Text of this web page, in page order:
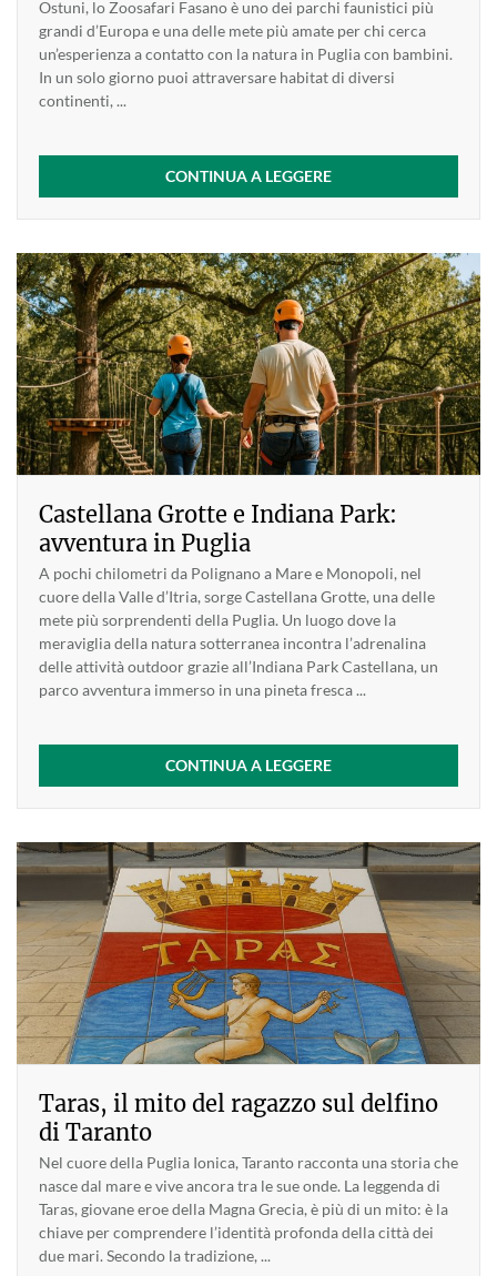
Ostuni, lo Zoosafari Fasano è uno dei parchi faunistici più
grandi d’Europa e una delle mete più amate per chi cerca
un’esperienza a contatto con la natura in Puglia con bambini.
In un solo giorno puoi attraversare habitat di diversi
continenti, ...
CONTINUA A LEGGERE
Castellana Grotte e Indiana Park:
avventura in Puglia
A pochi chilometri da Polignano a Mare e Monopoli, nel
cuore della Valle d’Itria, sorge Castellana Grotte, una delle
mete più sorprendenti della Puglia. Un luogo dove la
meraviglia della natura sotterranea incontra l’adrenalina
delle attività outdoor grazie all’Indiana Park Castellana, un
parco avventura immerso in una pineta fresca ...
CONTINUA A LEGGERE
Taras, il mito del ragazzo sul delfino
di Taranto
Nel cuore della Puglia Ionica, Taranto racconta una storia che
nasce dal mare e vive ancora tra le sue onde. La leggenda di
Taras, giovane eroe della Magna Grecia, è più di un mito: è la
chiave per comprendere l’identità profonda della città dei
due mari. Secondo la tradizione, ...